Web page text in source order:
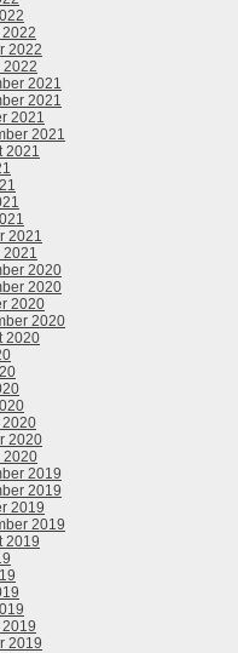
2022
2022
2021
2021
2021
2021
2021
2021
2021
2020
2020
2020
2020
2020
2020
2020
2020
2019
2019
2019
2019
2019
2019